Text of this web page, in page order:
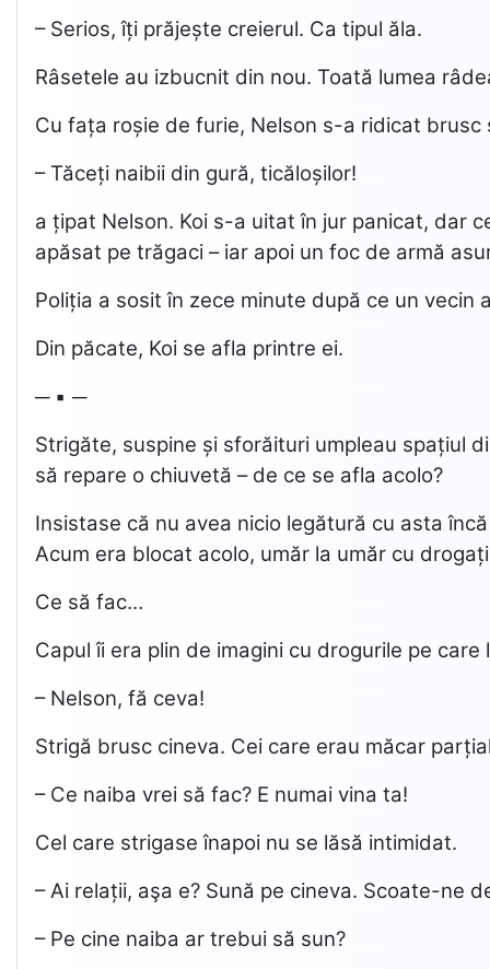
– Serios, îți prăjește creierul. Ca tipul ăla.
Râsetele au izbucnit din nou. Toată lumea
Cu fața roșie de furie, Nelson s-a ridicat
– Tăceți naibii din gură, ticăloșilor!
a țipat Nelson. Koi s-a uitat în jur panicat, dar
apăsat pe trăgaci – iar apoi un foc de armă
Poliția a sosit în zece minute după ce un
Din păcate, Koi se afla printre ei.
─ ▪ ─
Strigăte, suspine și sforăituri umpleau spațiul
să repare o chiuvetă – de ce se afla acolo?
Insistase că nu avea nicio legătură cu asta
Acum era blocat acolo, umăr la umăr cu
Ce să fac…
Capul îi era plin de imagini cu drogurile pe
– Nelson, fă ceva!
Strigă brusc cineva. Cei care erau măcar
– Ce naiba vrei să fac? E numai vina ta!
Cel care strigase înapoi nu se lăsă intimidat.
– Ai relații, aşa e? Sună pe cineva. Scoate-ne
– Pe cine naiba ar trebui să sun?